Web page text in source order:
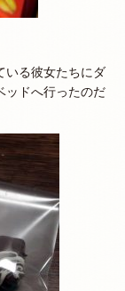
いる彼女たちにダ
ッドへ行ったのだ